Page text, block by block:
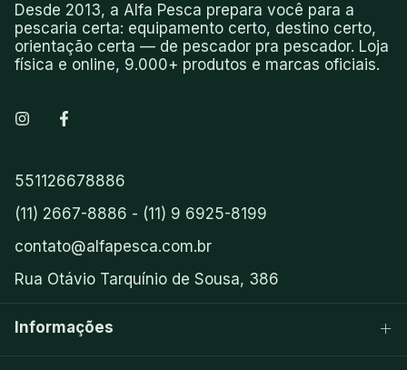
Desde 2013, a Alfa Pesca prepara você para a
pescaria certa: equipamento certo, destino certo,
orientação certa — de pescador pra pescador. Loja
física e online, 9.000+ produtos e marcas oficiais.
551126678886
(11) 2667-8886 - (11) 9 6925-8199
contato@alfapesca.com.br
Rua Otávio Tarquínio de Sousa, 386
Informações